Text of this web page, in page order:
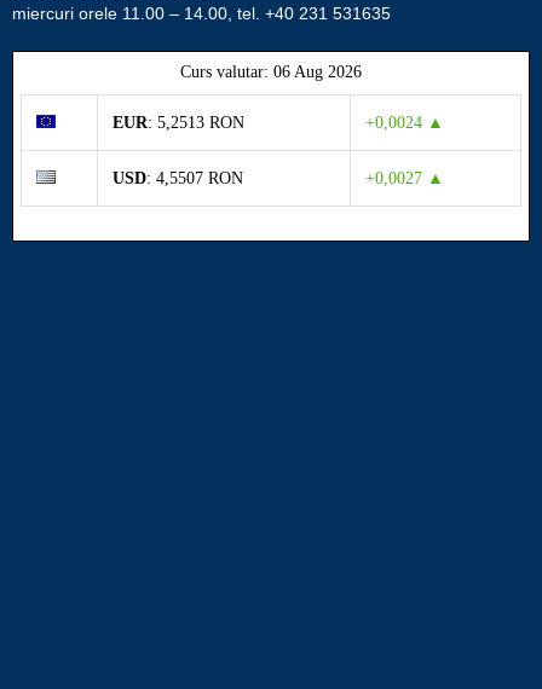
miercuri orele 11.00 – 14.00, tel. +40 231 531635
Curs valutar: 06 Aug 2026
EUR: 5,2513 RON +0,0024 ▲
USD: 4,5507 RON +0,0027 ▲